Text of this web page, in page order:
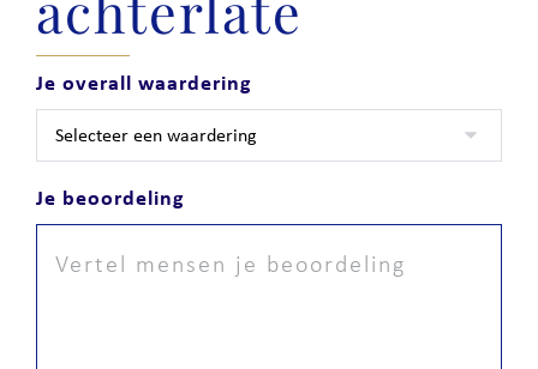
Je overall waardering
Je beoordeling